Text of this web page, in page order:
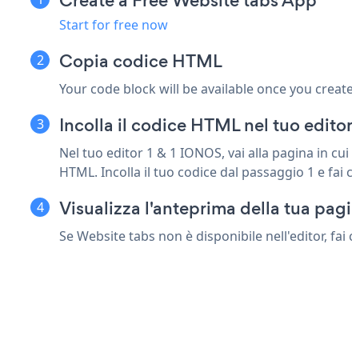
Start for free now
Copia codice HTML
Your code block will be available once you
Incolla il codice HTML nel tuo editor
Nel tuo editor 1 & 1 IONOS, vai alla pagina in
HTML. Incolla il tuo codice dal passaggio 1 e fai
Visualizza l'anteprima della tua
Se Website tabs non è disponibile nell'editor,